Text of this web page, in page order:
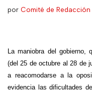
por Comité de Redacción
La maniobra del gobierno,
(del 25 de octubre al 28 de
a reacomodarse a la
evidencia las dificultades